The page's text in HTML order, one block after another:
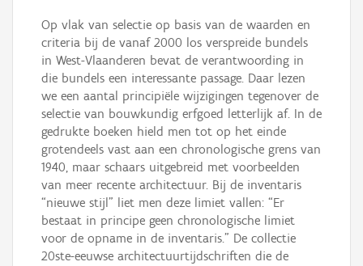
Op vlak van selectie op basis van de waarden en
criteria bij de vanaf 2000 los verspreide bundels
in West-Vlaanderen bevat de verantwoording in
die bundels een interessante passage. Daar lezen
we een aantal principiële wijzigingen tegenover de
selectie van bouwkundig erfgoed letterlijk af. In de
gedrukte boeken hield men tot op het einde
grotendeels vast aan een chronologische grens van
1940, maar schaars uitgebreid met voorbeelden
van meer recente architectuur. Bij de inventaris
“nieuwe stijl” liet men deze limiet vallen: “Er
bestaat in principe geen chronologische limiet
voor de opname in de inventaris.” De collectie
20ste-eeuwse architectuurtijdschriften die de